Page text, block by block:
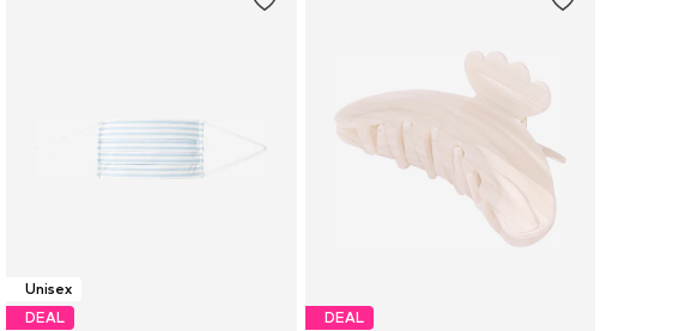
Unisex
DEAL
DEAL